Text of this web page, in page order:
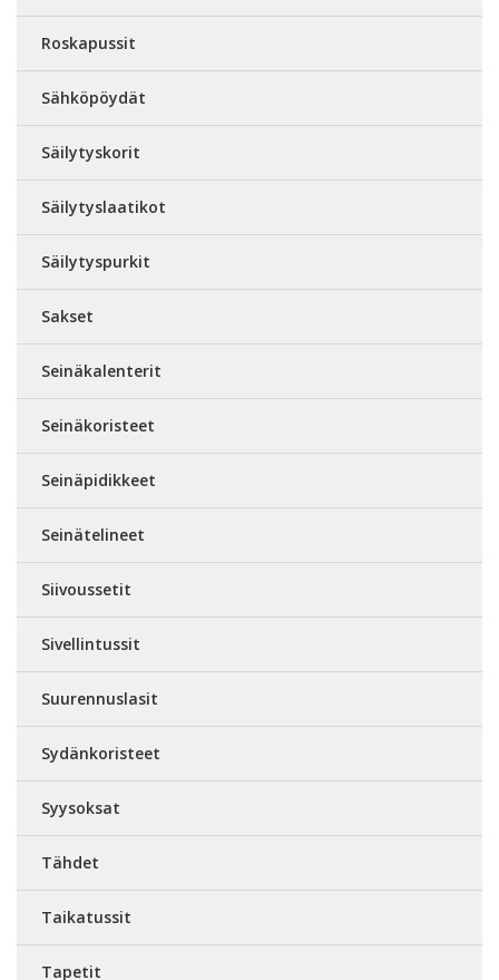
Roskapussit
Sähköpöydät
Säilytyskorit
Säilytyslaatikot
Säilytyspurkit
Sakset
Seinäkalenterit
Seinäkoristeet
Seinäpidikkeet
Seinätelineet
Siivoussetit
Sivellintussit
Suurennuslasit
Sydänkoristeet
Syysoksat
Tähdet
Taikatussit
Tapetit